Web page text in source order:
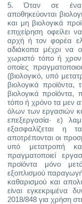
5.
Όταν σε ένα
αποθηκεύονται
και μη βιολογικά
επιχείρηση οφείλει
αρχή ή τον φορέα
αδιάκοπα μέχρι να
χωριστό τόπο ή
οποίες
(βιολογικό, υπό
βιολογικά
βιολογικά προϊόντα,
τόπο ή χρόνο τα μεν
όλων των εργασιών
επεξεργασία· ε)
εξασφαλίζεται η
αποτρέπονται οι
υπό μετατροπή
πραγματοποιεί
προϊόντα μόνο
εξοπλισμού
καθαρισμού και
είναι εγκεκριμένα
2018/848 για χρήση